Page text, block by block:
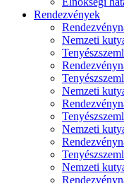
Rendezvények
Nemzeti
Nemzeti
Nemzeti
Nemzeti